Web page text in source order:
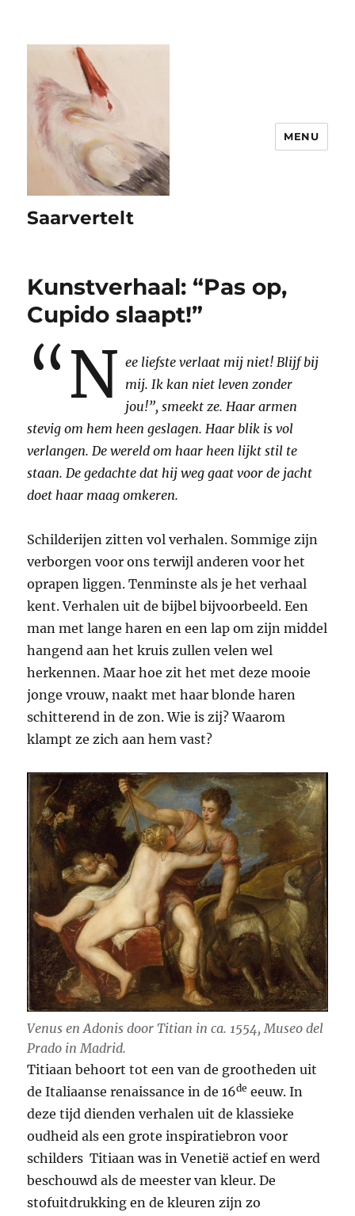
Saarvertelt
MENU
Kunstverhaal: “Pas op,
Cupido slaapt!”
“N ee liefste verlaat mij niet! Blijf bij
mij. Ik kan niet leven zonder
jou!”, smeekt ze. Haar armen
stevig om hem heen geslagen. Haar blik is vol
verlangen. De wereld om haar heen lijkt stil te
staan. De gedachte dat hij weg gaat voor de jacht
doet haar maag omkeren.
Schilderijen zitten vol verhalen. Sommige zijn
verborgen voor ons terwijl anderen voor het
oprapen liggen. Tenminste als je het verhaal
kent. Verhalen uit de bijbel bijvoorbeeld. Een
man met lange haren en een lap om zijn middel
hangend aan het kruis zullen velen wel
herkennen. Maar hoe zit het met deze mooie
jonge vrouw, naakt met haar blonde haren
schitterend in de zon. Wie is zij? Waarom
klampt ze zich aan hem vast?
Venus en Adonis door Titian in ca. 1554, Museo del
Prado in Madrid.
Titiaan behoort tot een van de grootheden uit
de Italiaanse renaissance in de 16de eeuw. In
deze tijd dienden verhalen uit de klassieke
oudheid als een grote inspiratiebron voor
schilders Titiaan was in Venetië actief en werd
beschouwd als de meester van kleur. De
stofuitdrukking en de kleuren zijn zo